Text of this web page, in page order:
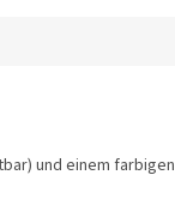
und einem farbigen